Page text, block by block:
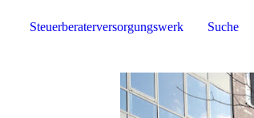
Steuerberaterversorgungswerk Suche